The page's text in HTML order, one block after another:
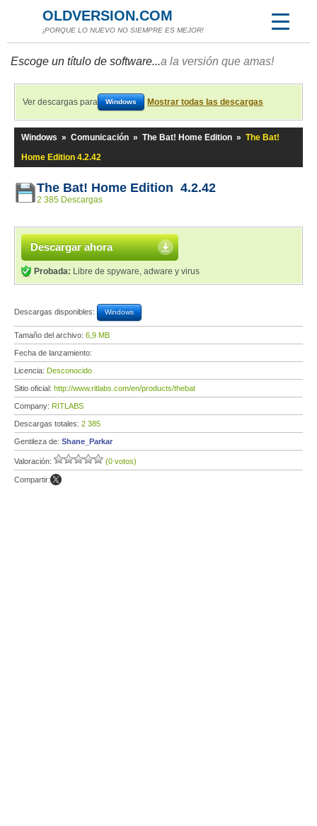
OLDVERSION.COM
¡PORQUE LO NUEVO NO SIEMPRE ES MEJOR!
Escoge un título de software...a la versión que amas!
Ver descargas para Windows Mostrar todas las descargas
Windows » Comunicación » The Bat! Home Edition » The Bat!
Home Edition 4.2.42
The Bat! Home Edition 4.2.42
2 385 Descargas
Descargar ahora
Probada: Libre de spyware, adware y virus
Descargas disponibles: Windows
Tamaño del archivo: 6,9 MB
Fecha de lanzamiento:
Licencia: Desconocido
Sitio oficial: http://www.ritlabs.com/en/products/thebat
Company: RITLABS
Descargas totales: 2 385
Gentileza de: Shane_Parkar
Valoración: (0 votos)
Compartir: